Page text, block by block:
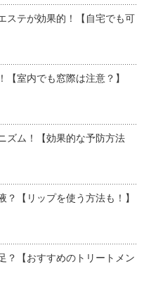
ステが効果的！【自宅でも可
室内でも窓際は注意？】
ズム！【効果的な予防方法
？【リップを使う方法も！】
？【おすすめのトリートメン